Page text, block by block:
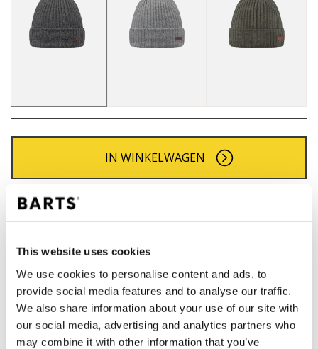
This website uses cookies
We use cookies to personalise content and ads, to
provide social media features and to analyse our traffic.
We also share information about your use of our site with
our social media, advertising and analytics partners who
may combine it with other information that you’ve
IN WINKELWAGEN
Bestellingen die op werkdagen vóór 12:00 uur
worden geplaatst, worden dezelfde dag verzonden
NL
Binnen 30 dagen retourneren
BESCHRIJVING